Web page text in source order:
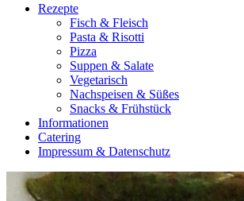
Rezepte
Fisch & Fleisch
Pasta & Risotti
Pizza
Suppen & Salate
Vegetarisch
Nachspeisen & Süßes
Snacks & Frühstück
Informationen
Catering
Impressum & Datenschutz